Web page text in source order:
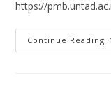
https://
Continue Reading